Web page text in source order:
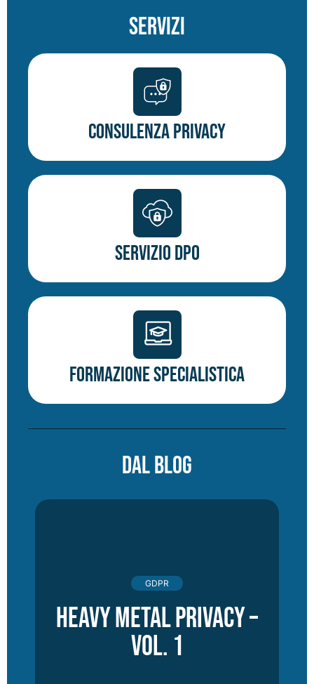
Servizi
Consulenza Privacy
Servizio DPO
Formazione specialistica
DAL BLOG
GDPR
Heavy Metal Privacy –
vol. 1